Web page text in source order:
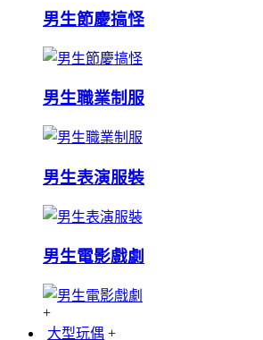
男生節慶搞怪
男生職業制服
男生表演服裝
男生電影戲劇
+
大型玩偶 +